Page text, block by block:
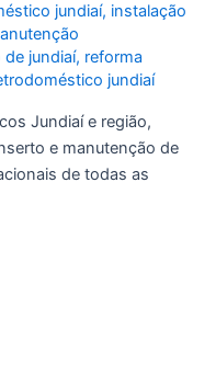
jundiaí, instalação
de jundiaí, reforma
jundiaí
Jundiaí e região,
e manutenção de
de todas as